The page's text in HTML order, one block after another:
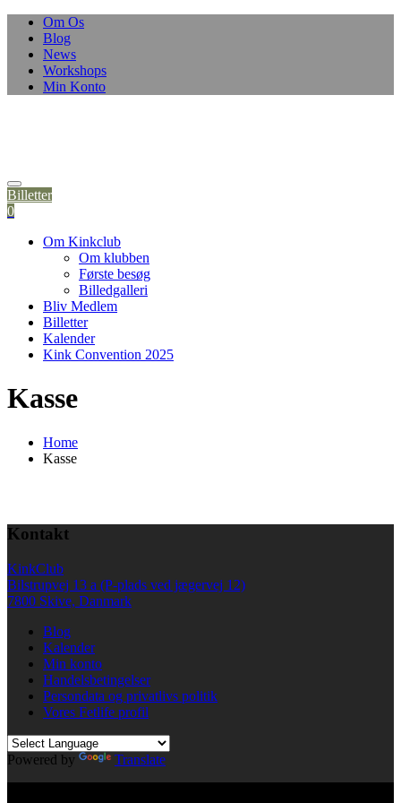
Om Os
Blog
News
Workshops
Min Konto
Billetter
0
Om Kinkclub
Om klubben
Første besøg
Billedgalleri
Bliv Medlem
Billetter
Kalender
Kink Convention 2025
Kasse
Home
Kasse
Kontakt
KinkClub
Bilstrupvej 13 a (P-plads ved jægervej 12)
7800 Skive, Danmark
Blog
Kalender
Min konto
Handelsbetingelser
Persondata og privatlivs politik
Vores Fetlife profil
Powered by
Translate